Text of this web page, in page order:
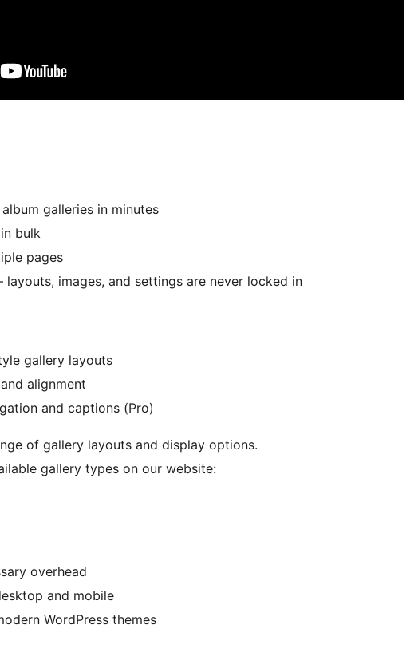
galleries in minutes
bulk
pages
images, and settings are never locked in
gallery layouts
alignment
and captions (Pro)
of gallery layouts and display options.
gallery types on our website:
overhead
and mobile
WordPress themes